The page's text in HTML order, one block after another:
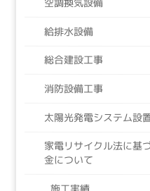
給排水設備
総合建設工事
消防設備工事
太陽光発電システム設
家電リサイクル法に基
金について